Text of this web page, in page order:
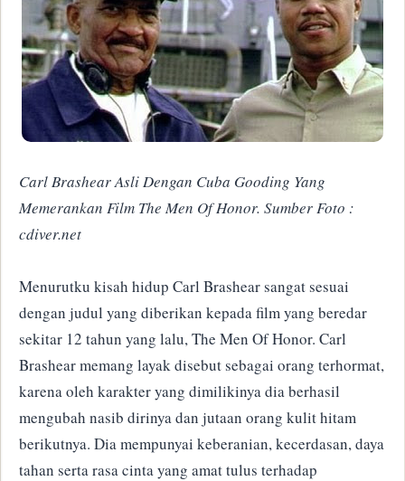
Carl Brashear Asli Dengan Cuba Gooding Yang
Memerankan Film The Men Of Honor. Sumber Foto :
cdiver.net
Menurutku kisah hidup Carl Brashear sangat sesuai
dengan judul yang diberikan kepada film yang beredar
sekitar 12 tahun yang lalu, The Men Of Honor. Carl
Brashear memang layak disebut sebagai orang terhormat,
karena oleh karakter yang dimilikinya dia berhasil
mengubah nasib dirinya dan jutaan orang kulit hitam
berikutnya. Dia mempunyai keberanian, kecerdasan, daya
tahan serta rasa cinta yang amat tulus terhadap